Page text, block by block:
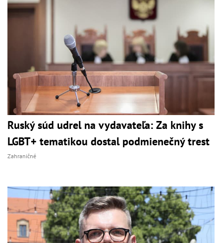
Ruský súd udrel na vydavateľa: Za knihy s
LGBT+ tematikou dostal podmienečný trest
Zahraničné